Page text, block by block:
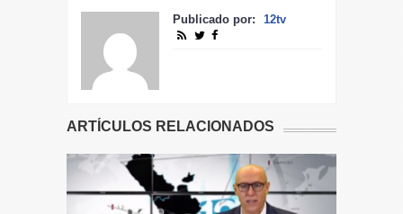
Publicado por: 12tv
ARTÍCULOS RELACIONADOS